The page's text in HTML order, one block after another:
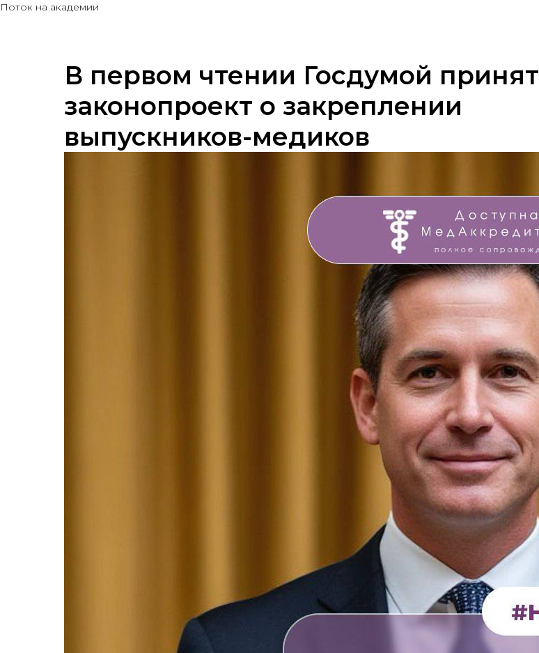
Поток на академии
В первом чтении Госдумой принят
законопроект о закреплении
выпускников-медиков